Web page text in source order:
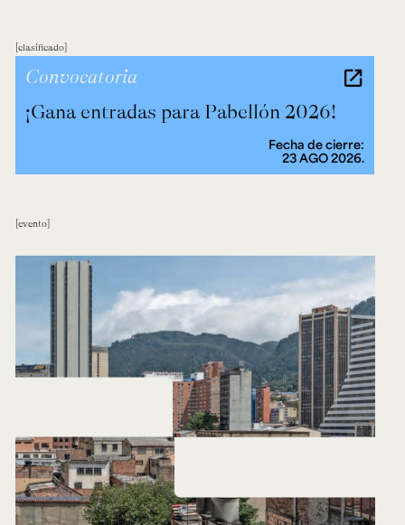
clasificado
¡Gana entradas para Pabellón 2026!
Convocatoria
Fecha de cierre:
23 AGO 2026.
evento